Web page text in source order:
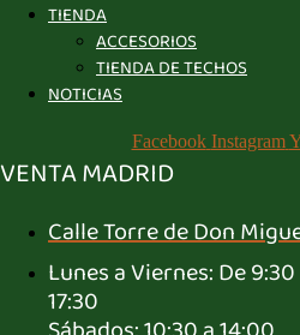
TIENDA
ACCESORIOS
TIENDA DE TECHOS
NOTICIAS
Facebook Instagram
VENTA MADRID
Calle Torre de Don
Lunes a Viernes: De
17:30